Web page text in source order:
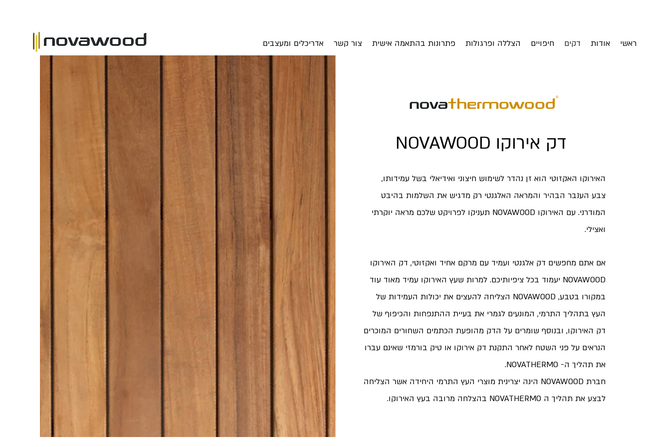
ראשי אודות דקים חיפויים הצללה ופרגולות פתרונות בהתאמה אישית צור קשר אדריכלים ומעצבים
האירוקו האקזוטי הוא זן נהדר לשימוש חיצוני ואידיאלי בשל עמידותו,
צבע הענבר הבהיר והמראה האלגנטי רק מדגיש את השלמות בהיבט
המודרני.
עם האירוקו NOVAWOOD תעניקו לפרויקט שלכם מראה יוקרתי
ואצילי.
אם אתם מחפשים דק אלגנטי ועמיד עם מרקם אחיד ואקזוטי, דק האירוקו
NOVAWOOD יעמוד בכל ציפיותיכם. למרות שעץ האירוקו עמיד מאוד עוד
במקורו בטבע, NOVAWOOD הצליחה להעצים את יכולות העמידות של
העץ בתהליך התרמי, המונעים לגמרי את בעיית ההתנפחות והכיפוף של
דק האירוקו, ובנוסף שומרים על הדק מהופעת הכתמים השחורים המוכרים
הנראים על פני השטח לאחר התקנת דק אירוקו או טיק בורמזי שאינם עברו
את תהליך ה- NOVATHERMO.
חברת NOVAWOOD הינה יצרינית מוצרי העץ התרמי היחידה אשר הצליחה
לבצע את תהליך ה NOVATHERMO בהצלחה מרובה בעץ האירוקו.